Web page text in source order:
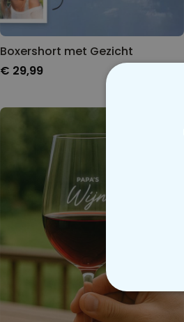
Boxershort met Gezicht
€ 29,99